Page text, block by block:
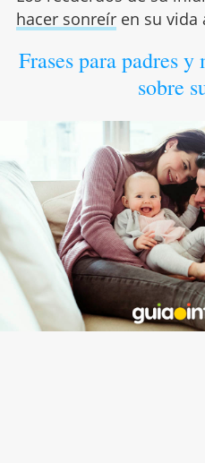
hacer sonreíren su vida
Frases para padres
sobre